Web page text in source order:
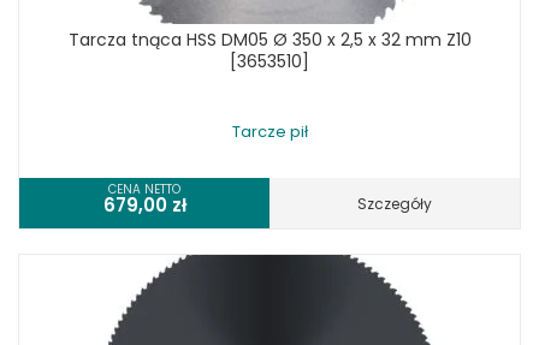
Tarcza tnąca HSS DM05 Ø 350 x 2,5 x 32 mm Z10
[3653510]
Tarcze pił
CENA NETTO
679,00 zł Szczegóły